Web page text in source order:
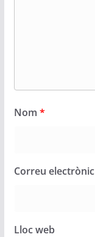
Nom *
Correu electrònic
Lloc web